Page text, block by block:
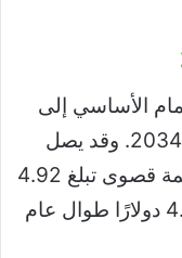
الأساسي إلى
قيمة أدنى تبلغ 4.17 دولارًا في عام 2034. وقد يصل
سعر رمز الاهتمام الأساسي إلى قيمة قصوى تبلغ 4.92
دولارًا بمتوسط ​​سعر تداول يبلغ 4.28 دولارًا طوال عام